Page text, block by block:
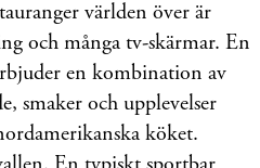
världen över är
och många tv-skärmar. En
en kombination av
smaker och upplevelser
köket.